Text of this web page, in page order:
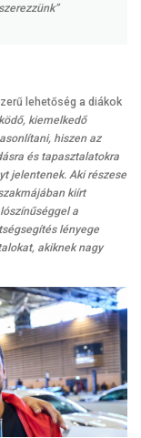
lehetőség a diákok
kiemelkedő
hiszen az
és tapasztalatokra
jelentenek. Aki részese
kiírt
a
lényege
akiknek nagy